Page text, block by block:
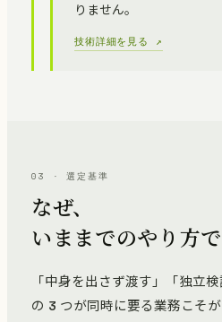
りません。
技術詳細を見る ↗
03 · 選定基準
なぜ、
いままでのやり方
「中身を出さず渡す」「独立
の 3 つが同時に要る業務こそが